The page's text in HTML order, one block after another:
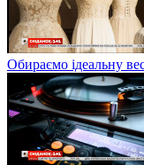
Обираємо ідеальну